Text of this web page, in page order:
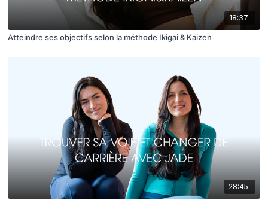
18:37
Atteindre ses objectifs selon la méthode Ikigai & Kaizen
28:45